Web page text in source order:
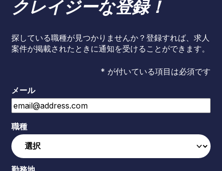
クレイジーな登録！
探している職種が見つかりませんか？登録すれば、求人
案件が掲載されたときに通知を受けることができます。
* が付いている項目は必須です
メール
職種